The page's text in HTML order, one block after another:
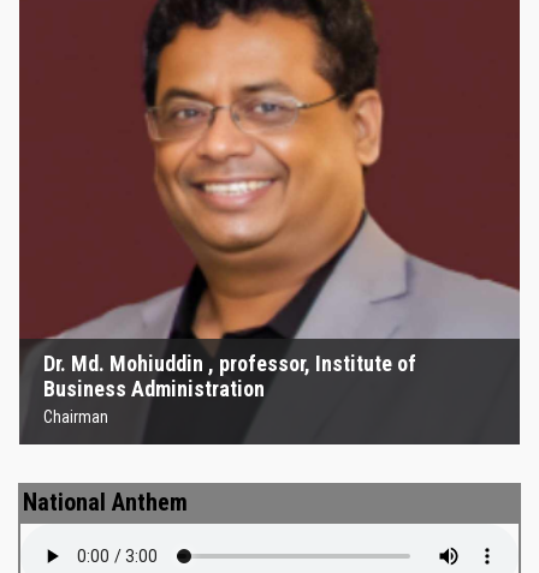
Institute of
Kazi Mohammad Mahbubur
Kazi
Rahma্‌n ,
Education Enthusiast
National Anthem